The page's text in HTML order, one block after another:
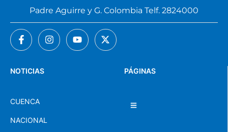
PÁGINAS
NOTICIAS
CUENCA
NACIONAL
Padre Aguirre y G. Colombia Telf. 2824000